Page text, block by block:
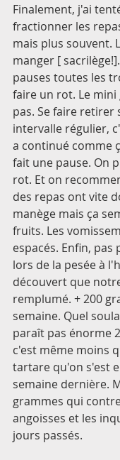
Finalement, j'ai
fractionner les
mais plus souvent.
manger [
pauses toutes les
faire un rot. Le
pas. Se faire retirer
intervalle régulier,
a continué comme
fait une pause. On
rot. Et on
des repas ont vite
manège mais ça
fruits. Les
espacés. Enfin,
lors de la pesée à
découvert que
remplumé. + 200
semaine. Quel
paraît pas énorme
c'est même moins
tartare qu'on s'est
semaine dernière.
grammes qui
angoisses et les
jours passés.